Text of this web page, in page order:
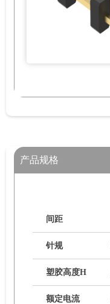
产品规格
间距
针规
塑胶高度H
额定电流